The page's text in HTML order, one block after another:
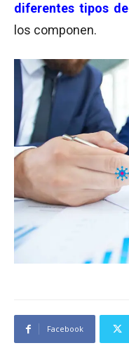
diferentes tipos de
los componen.
Facebook